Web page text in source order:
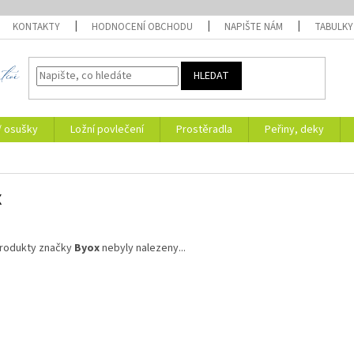
KONTAKTY HODNOCENÍ OBCHODU NAPIŠTE NÁM TABULKY
HLEDAT
osušky Ložní povlečení Prostěradla Peřiny, deky
značky Byoxnebyly nalezeny...